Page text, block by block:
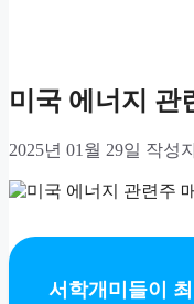
미국 에너지 관
2025년 01월 29일 작성
서학개미들이